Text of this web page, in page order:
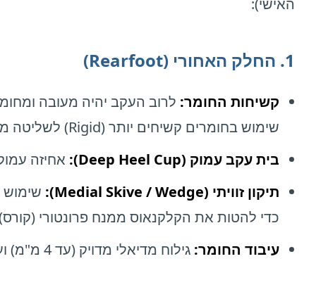
האישי):
1. החלק האחורי (Rearfoot)
קשיחות החומר: לרוב העקב יהיה מעובה
שימוש בחומרים קשיחים יותר (Rigid) לשליטה מקסימלית.
בית עקב עמוק (Deep Heel Cup):
אחיזה
תיקון זוויתי (Medial Skive / Wedge):
כדי להטות את הקלקנאוס ממנח פרונטורי
עיבוד החומר: גילוח מדיאלי מדויק (עד 4 מ"מ) ועיבוי באזורים האסטרטגיים כדי לייצר את המומנט המתקן.